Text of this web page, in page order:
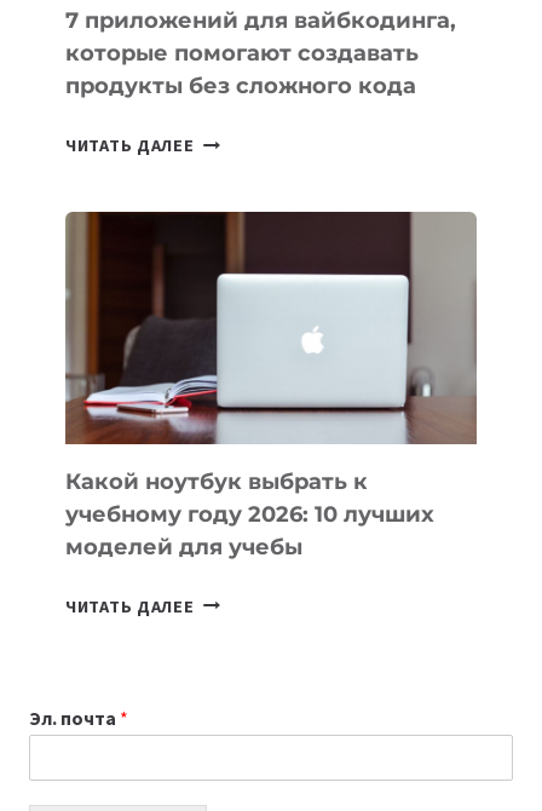
7 приложений для вайбкодинга,
которые помогают создавать
продукты без сложного кода
ЧИТАТЬ ДАЛЕЕ
СОЗДАВАТЬ
БЕЗ
СЛОЖНОГО
КОДА
Какой ноутбук выбрать к
учебному году 2026: 10 лучших
моделей для учебы
ЧИТАТЬ ДАЛЕЕ КАКОЙ
2026:
Эл. почта *